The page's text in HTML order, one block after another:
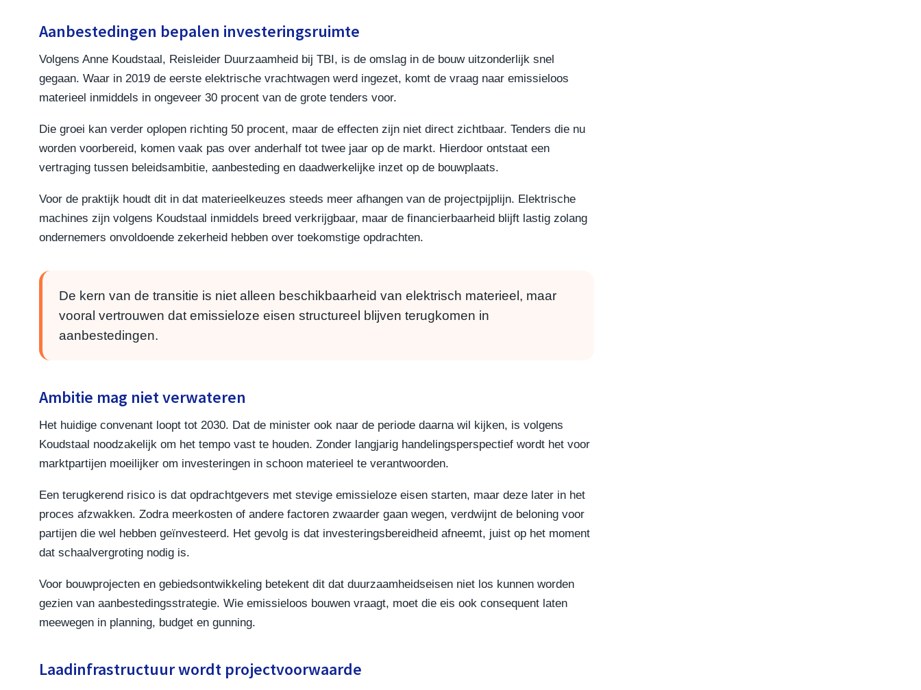
Aanbestedingen bepalen investeringsruimte
Volgens Anne Koudstaal, Reisleider Duurzaamheid bij TBI, is de omslag in de bouw uitzonderlijk snel
gegaan. Waar in 2019 de eerste elektrische vrachtwagen werd ingezet, komt de vraag naar emissieloos
materieel inmiddels in ongeveer 30 procent van de grote tenders voor.
Die groei kan verder oplopen richting 50 procent, maar de effecten zijn niet direct zichtbaar. Tenders die nu
worden voorbereid, komen vaak pas over anderhalf tot twee jaar op de markt. Hierdoor ontstaat een
vertraging tussen beleidsambitie, aanbesteding en daadwerkelijke inzet op de bouwplaats.
Voor de praktijk houdt dit in dat materieelkeuzes steeds meer afhangen van de projectpijplijn. Elektrische
machines zijn volgens Koudstaal inmiddels breed verkrijgbaar, maar de financierbaarheid blijft lastig zolang
ondernemers onvoldoende zekerheid hebben over toekomstige opdrachten.
De kern van de transitie is niet alleen beschikbaarheid van elektrisch materieel, maar
vooral vertrouwen dat emissieloze eisen structureel blijven terugkomen in
aanbestedingen.
Ambitie mag niet verwateren
Het huidige convenant loopt tot 2030. Dat de minister ook naar de periode daarna wil kijken, is volgens
Koudstaal noodzakelijk om het tempo vast te houden. Zonder langjarig handelingsperspectief wordt het voor
marktpartijen moeilijker om investeringen in schoon materieel te verantwoorden.
Een terugkerend risico is dat opdrachtgevers met stevige emissieloze eisen starten, maar deze later in het
proces afzwakken. Zodra meerkosten of andere factoren zwaarder gaan wegen, verdwijnt de beloning voor
partijen die wel hebben geïnvesteerd. Het gevolg is dat investeringsbereidheid afneemt, juist op het moment
dat schaalvergroting nodig is.
Voor bouwprojecten en gebiedsontwikkeling betekent dit dat duurzaamheidseisen niet los kunnen worden
gezien van aanbestedingsstrategie. Wie emissieloos bouwen vraagt, moet die eis ook consequent laten
meewegen in planning, budget en gunning.
Laadinfrastructuur wordt projectvoorwaarde